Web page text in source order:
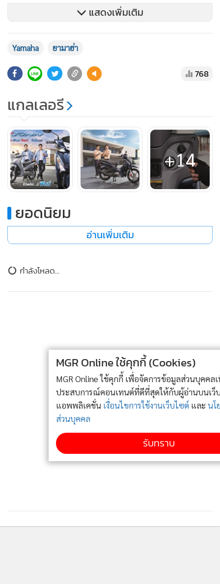
ซีซี พร้อมหัวฉีดอัจฉริยะที่ขึ้นชื่อเรื่องความทนทาน ประหยัด
เพิ่มความสะดวกสบายในการใช้งาน เพียงพกกุญแจติดตัวก็
สามารถสตาร์ทรถ เปิดเบาะ และล็อกคอรถได้โดยไม่ต้องเสียบ
กุญแจ ขณะที่รุ่น Standard มาพร้อมกุญแจแบบ Multi-
Function ที่รวมทุกฟังก์ชันการใช้งานไว้ในจุดเดียว
แสดงเพิ่มเติม
Yamaha ยามาฮ่า
768
แกลเลอรี
+14
ยอดนิยม
อ่านเพิ่มเติม
ข่าวในหมวดล่าสุด
MGR Online ใช้คุกกี้ (Cookies)
MGR Online ใช้คุกกี้ เพื่อจัดการข้อมูลส่วนบุคคลเพื่อนำเสนอ
ประสบการณ์คอนเทนต์ที่ดีที่สุดให้กับผู้อ่านบนเว็บไซต์ และ
เงื่อนไขการใช้งานเว็บไซต์และนโยบายสิทธิ